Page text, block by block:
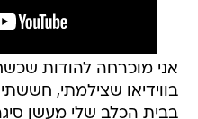
אני מוכרחה להודות
בווידיאו שצילמתי,
בבית הכלב שלי מעשן